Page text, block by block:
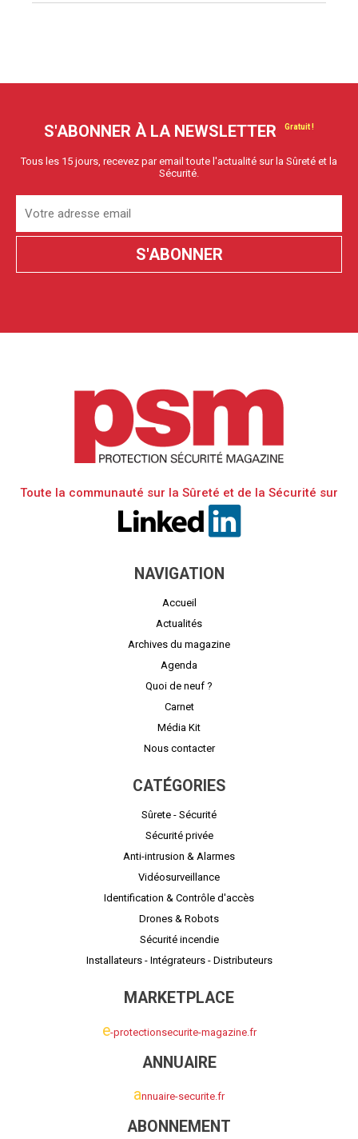
S'ABONNER À LA NEWSLETTER
Tous les 15 jours, recevez par email toute l'actualité sur la Sûreté et la
Sécurité.
Toute la communauté sur la Sûreté et de la Sécurité sur
NAVIGATION
Accueil
Actualités
Archives du magazine
Agenda
Quoi de neuf ?
Carnet
Média Kit
Nous contacter
CATÉGORIES
Sûrete - Sécurité
Sécurité privée
Anti-intrusion & Alarmes
Vidéosurveillance
Identification & Contrôle d'accès
Drones & Robots
Sécurité incendie
Installateurs - Intégrateurs - Distributeurs
MARKETPLACE
e-protectionsecurite-magazine.fr
ANNUAIRE
annuaire-securite.fr
ABONNEMENT